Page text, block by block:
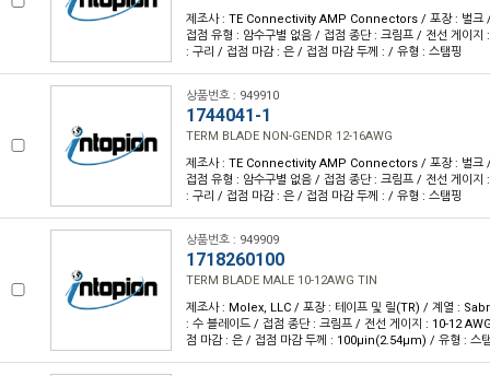
제조사 : TE Connectivity AMP Connectors / 포장 : 벌크
접점 유형 : 암수구별 없음 / 접점 종단 : 크림프 / 전선 게이
: 구리 / 접점 마감 : 은 / 접점 마감 두께 : / 유형 : 스탬핑
상품번호 : 949910
1744041-1
TERM BLADE NON-GENDR 12-16AWG
제조사 : TE Connectivity AMP Connectors / 포장 : 벌크
접점 유형 : 암수구별 없음 / 접점 종단 : 크림프 / 전선 게이
: 구리 / 접점 마감 : 은 / 접점 마감 두께 : / 유형 : 스탬핑
상품번호 : 949909
1718260100
TERM BLADE MALE 10-12AWG TIN
제조사 : Molex, LLC / 포장 : 테이프 및 릴(TR) / 계열 :
: 수 블레이드 / 접점 종단 : 크림프 / 전선 게이지 : 10-12
점 마감 : 은 / 접점 마감 두께 : 100µin(2.54µm) / 유형 : 스